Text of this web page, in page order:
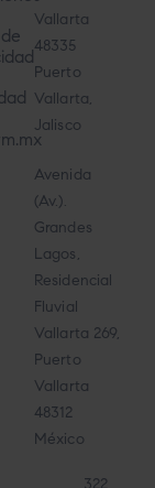
Vallarta
48335
Puerto
Vallarta,
Jalisco
Avenida
(Av.).
Grandes
Lagos,
Residencial
Fluvial
Vallarta 269,
Puerto
Vallarta
48312
México